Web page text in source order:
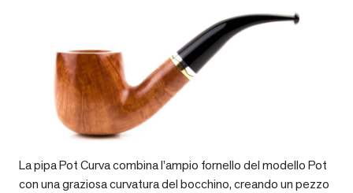
La pipa Pot Curva combina l’ampio fornello del modello Pot
con una graziosa curvatura del bocchino, creando un pezzo